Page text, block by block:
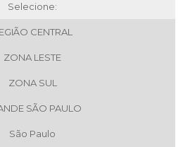
Selecione:
CENTRAL
ZONA LESTE
ZONA SUL
SÃO PAULO
São Paulo